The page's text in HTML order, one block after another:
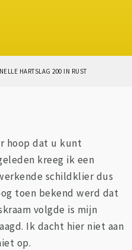
HARTSLAG 200 IN RUST
hoop dat u kunt
kreeg ik een
schildklier dus
toen bekend werd dat
volgde is mijn
Ik dacht hier niet aan
op.